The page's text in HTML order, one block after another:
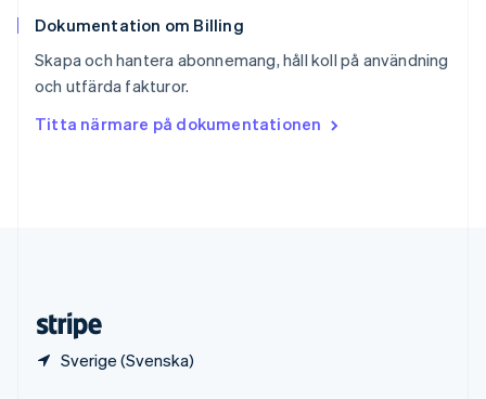
Dokumentation om Billing
Skapa och hantera abonnemang, håll koll på användning
och utfärda fakturor.
Titta närmare på dokumentationen
Sverige (Svenska)
Sverige
Thailand
ไทยEnglish
English